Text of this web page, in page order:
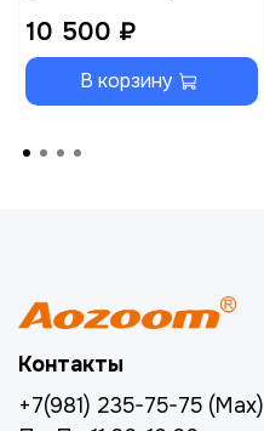
10 500 ₽
В корзину
Контакты
+7(981) 235-75-75 (Max)